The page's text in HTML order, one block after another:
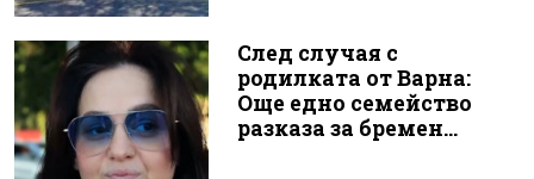
След случая с
родилката от Варна:
Още едно семейство
разказа за бремен...